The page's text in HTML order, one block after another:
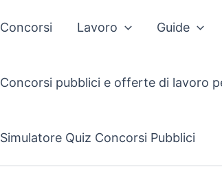
Concorsi Lavoro Guide
Concorsi pubblici e offerte di lavoro
Simulatore Quiz Concorsi Pubblici